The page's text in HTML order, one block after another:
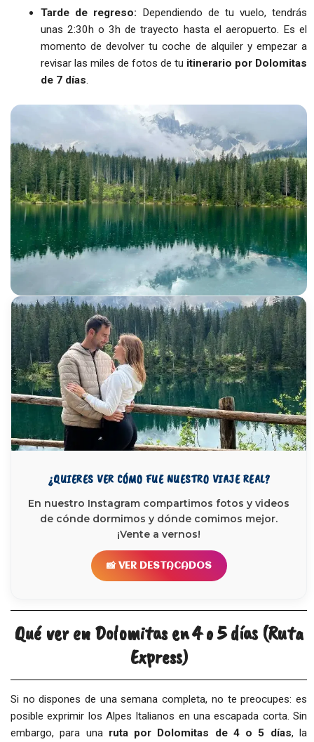
Tarde de regreso: Dependiendo de tu vuelo, tendrás
unas 2:30h o 3h de trayecto hasta el aeropuerto. Es el
momento de devolver tu coche de alquiler y empezar a
revisar las miles de fotos de tu itinerario por Dolomitas
de 7 días.
¿QUIERES VER CÓMO FUE NUESTRO VIAJE REAL?
En nuestro Instagram compartimos fotos y videos
de cónde dormimos y dónde comimos mejor.
¡Vente a vernos!
📸 VER DESTACADOS
Qué ver en Dolomitas en 4 o 5 días (Ruta
Express)
Si no dispones de una semana completa, no te preocupes: es
posible exprimir los Alpes Italianos en una escapada corta. Sin
embargo, para una ruta por Dolomitas de 4 o 5 días, la